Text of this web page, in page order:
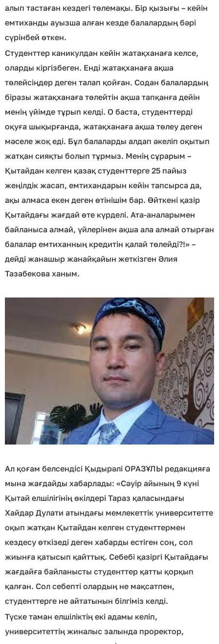
алып тастаған кездегі төлемақы. Бір қызығы – кейін
емтиханды ауызша алған кезде балалардың бәрі
сүрінбей өткен.
Студенттер каникулдан кейін жатақханаға келсе,
оларды кіргізбеген. Енді жатақханаға ақша
төлейсіңдер деген талап қойған. Содан балалардың
біразы жатақханаға төлейтін ақша тапқанға дейін
менің үйімде тұрып келді. О баста, студенттерді
оқуға шықырғанда, жатақханаға ақша төлеу деген
мәселе жоқ еді. Бұл балаларды алдап әкеліп оқытып
жатқан сияқты болып тұрмыз. Менің сұрарым –
Қытайдан келген қазақ студенттерге 25 пайыз
жеңілдік жасап, емтихандарын кейін тапсырса да,
ақы алмаса екен деген өтінішім бар. Өйткені қазір
Қытайдағы жағдай өте күрделі. Ата-аналарымен
байланыса алмай, үйлерінен ақша ала алмай отырған
балалар емтиханның кредитін қалай төлейді?!» –
дейді жанашыр жанайқайын жеткізген Әлия
Тазабекова ханым.
Ал қоғам белсендісі Қыдырәлі ОРАЗҰЛЫ редакцияға
мына жағдайды хабарлады: «Сәуір айының 9 күні
Қытай елшілігінің өкілдері Тараз қаласындағы
Хайдар Дулати атындағы мемлекеттік университетте
оқып жатқан Қытайдан келген студенттермен
кездесу өткізеді деген хабарды естіген соң, сол
жиынға қатысып қайттық. Себебі қазіргі Қытайдағы
жағдайға байланысты студенттер қатты қорқып
қалған. Сол себепті олардың не мақсатпен,
студенттерге не айтатынын білгіміз келді.
Түске таман елшіліктің екі адамы келіп,
университеттің жиналыс залында проректор,